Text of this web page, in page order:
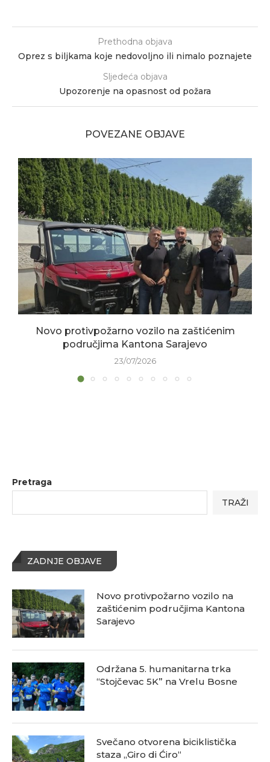
Prethodna objava
Oprez s biljkama koje nedovoljno ili nimalo poznajete
Sljedeća objava
Upozorenje na opasnost od požara
POVEZANE OBJAVE
Novo protivpožarno vozilo na zaštićenim
područjima Kantona Sarajevo
23/07/2026
Pretraga
TRAŽI
ZADNJE OBJAVE
Novo protivpožarno vozilo na
zaštićenim područjima Kantona
Sarajevo
Održana 5. humanitarna trka
“Stojčevac 5K” na Vrelu Bosne
Svečano otvorena biciklistička
staza „Giro di Ćiro“